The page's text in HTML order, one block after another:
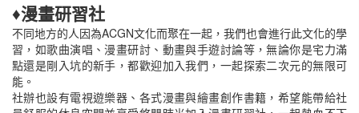
♦漫畫研習社
不同地方的人因為ACGN文化而聚在一起，我們也會進行此文化的學
習，如歌曲演唱、漫畫研討、動畫與手遊討論等，無論你是宅力滿
點還是剛入坑的新手，都歡迎加入我們，一起探索二次元的無限可
能。
社辦也設有電視遊樂器、各式漫畫與繪畫創作書籍，希望能帶給社